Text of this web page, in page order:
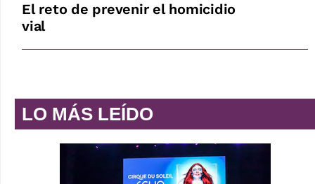
El reto de prevenir el homicidio
vial
LO MÁS LEÍDO